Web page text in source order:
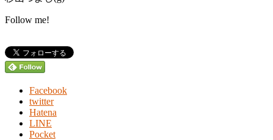
Follow me!
Facebook
twitter
Hatena
LINE
Pocket